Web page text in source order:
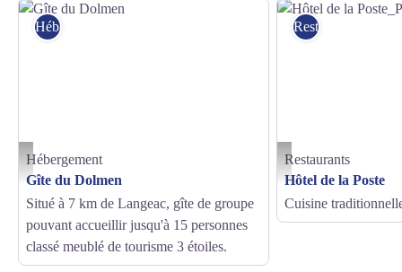
Gîte du Dolmen - MDDT43
Hébergement
Hébergement
Gîte du Dolmen
Situé à 7 km de Langeac, gîte de groupe
pouvant accueillir jusqu'à 15 personnes
classé meublé de tourisme 3 étoiles.
Hôtel de la Poste_Pinols -
Restaurants
Restaurants
Hôtel de la Poste
Cuisine